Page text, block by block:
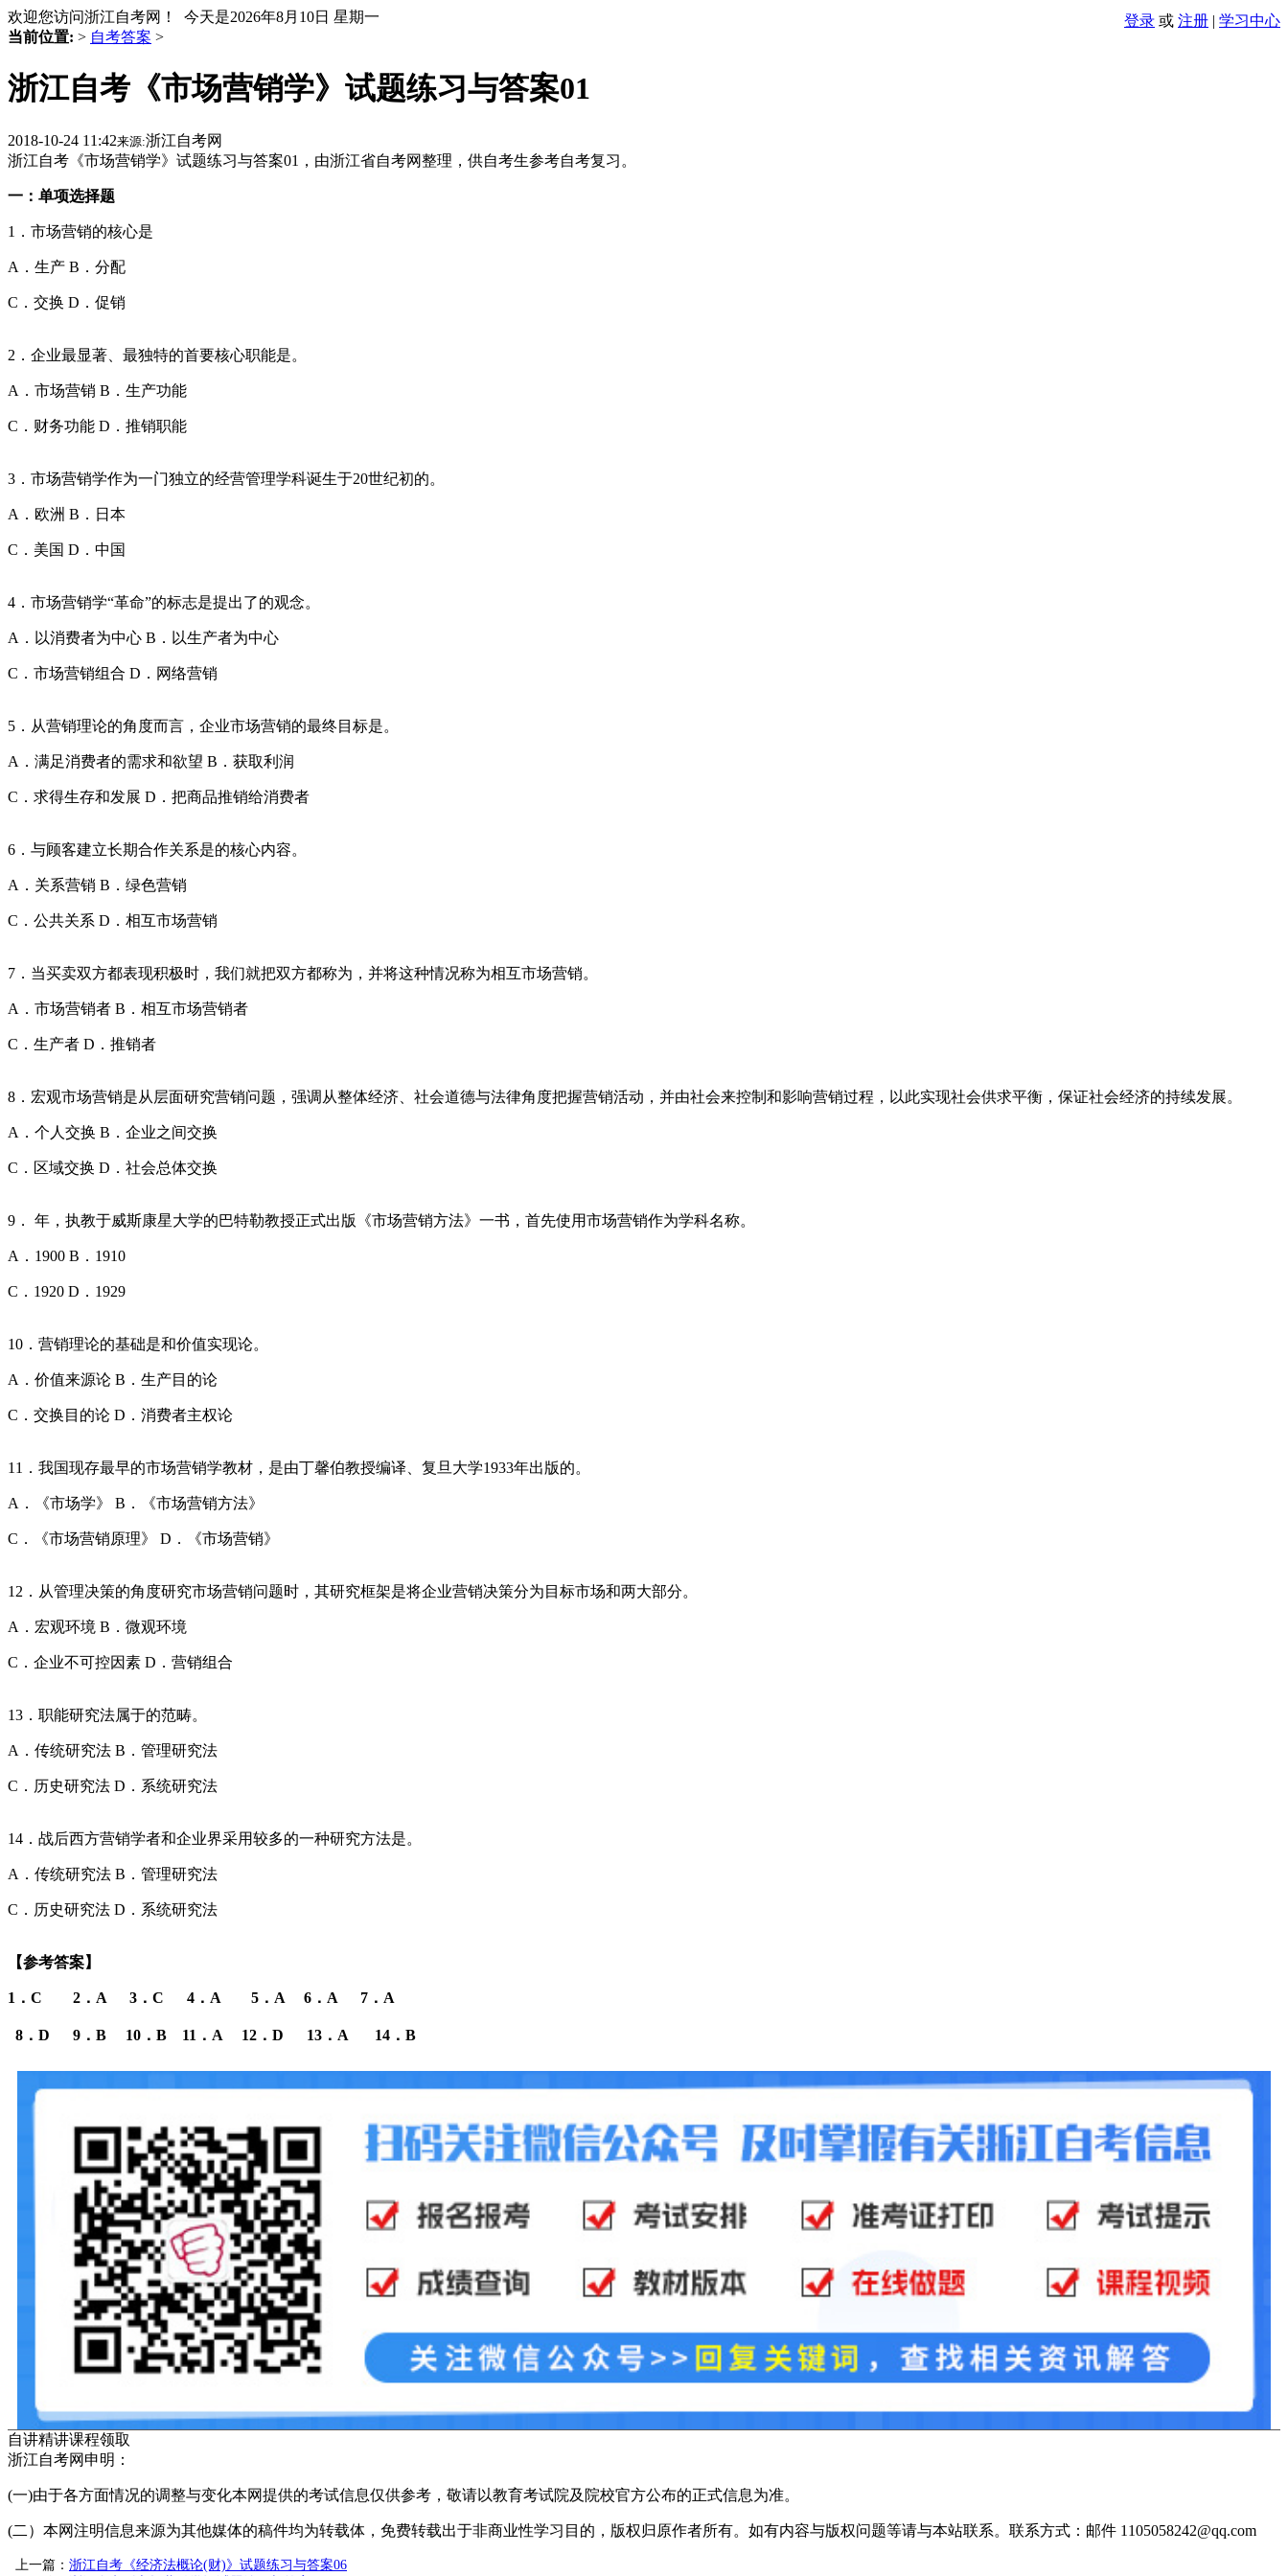
欢迎您访问浙江自考网！ 今天是2026年8月10日 星期一 登录 或 注册 | 学习中心
当前位置: > 自考答案 >
浙江自考《市场营销学》试题练习与答案01
2018-10-24 11:42来源:浙江自考网
浙江自考《市场营销学》试题练习与答案01，由浙江省自考网整理，供自考生参考自考复习。
一：单项选择题
1．市场营销的核心是
A．生产 B．分配
C．交换 D．促销
2．企业最显著、最独特的首要核心职能是。
A．市场营销 B．生产功能
C．财务功能 D．推销职能
3．市场营销学作为一门独立的经营管理学科诞生于20世纪初的。
A．欧洲 B．日本
C．美国 D．中国
4．市场营销学“革命”的标志是提出了的观念。
A．以消费者为中心 B．以生产者为中心
C．市场营销组合 D．网络营销
5．从营销理论的角度而言，企业市场营销的最终目标是。
A．满足消费者的需求和欲望 B．获取利润
C．求得生存和发展 D．把商品推销给消费者
6．与顾客建立长期合作关系是的核心内容。
A．关系营销 B．绿色营销
C．公共关系 D．相互市场营销
7．当买卖双方都表现积极时，我们就把双方都称为，并将这种情况称为相互市场营销。
A．市场营销者 B．相互市场营销者
C．生产者 D．推销者
8．宏观市场营销是从层面研究营销问题，强调从整体经济、社会道德与法律角度把握营销活动，并由社会来控制和影响营销过程，以此实现社会供求平衡，保证社会经济的持续发展。
A．个人交换 B．企业之间交换
C．区域交换 D．社会总体交换
9． 年，执教于威斯康星大学的巴特勒教授正式出版《市场营销方法》一书，首先使用市场营销作为学科名称。
A．1900 B．1910
C．1920 D．1929
10．营销理论的基础是和价值实现论。
A．价值来源论 B．生产目的论
C．交换目的论 D．消费者主权论
11．我国现存最早的市场营销学教材，是由丁馨伯教授编译、复旦大学1933年出版的。
A．《市场学》 B．《市场营销方法》
C．《市场营销原理》 D．《市场营销》
12．从管理决策的角度研究市场营销问题时，其研究框架是将企业营销决策分为目标市场和两大部分。
A．宏观环境 B．微观环境
C．企业不可控因素 D．营销组合
13．职能研究法属于的范畴。
A．传统研究法 B．管理研究法
C．历史研究法 D．系统研究法
14．战后西方营销学者和企业界采用较多的一种研究方法是。
A．传统研究法 B．管理研究法
C．历史研究法 D．系统研究法
【参考答案】
1．C 2．A 3．C 4．A 5．A 6．A 7．A
8．D 9．B 10．B 11．A 12．D 13．A 14．B
自讲精讲课程领取
浙江自考网申明：
(一)由于各方面情况的调整与变化本网提供的考试信息仅供参考，敬请以教育考试院及院校官方公布的正式信息为准。
(二）本网注明信息来源为其他媒体的稿件均为转载体，免费转载出于非商业性学习目的，版权归原作者所有。如有内容与版权问题等请与本站联系。联系方式：邮件 1105058242@qq.com
上一篇： 浙江自考《经济法概论(财)》试题练习与答案06